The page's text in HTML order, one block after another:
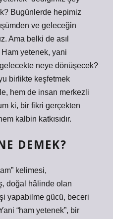
Bugünlerde hepimiz
ve geleceğin
Ama belki de asıl
yetenek, yani
neye dönüşecek?
birlikte keşfetmek
hem de insan merkezli
ki, bir fikri gerçekten
kalbin katkısıdır.
DEMEK?
kelimesi,
doğal hâlinde olan
yapabilme gücü, beceri
“ham yetenek”, bir